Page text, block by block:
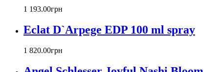
Cacharel
Canali
Carla Fracci
Carlos Moya
Caron
1 193.00грн
Eclat D`Arpege EDP 100 ml spray
1 820.00грн